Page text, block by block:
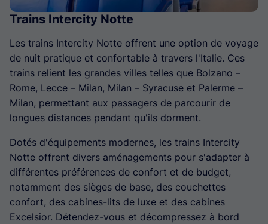
Trains Intercity Notte
Les trains Intercity Notte offrent une option de voyage
de nuit pratique et confortable à travers l'Italie. Ces
trains relient les grandes villes telles que Bolzano –
Rome, Lecce – Milan, Milan – Syracuse et Palerme –
Milan, permettant aux passagers de parcourir de
longues distances pendant qu'ils dorment.
Dotés d'équipements modernes, les trains Intercity
Notte offrent divers aménagements pour s'adapter à
différentes préférences de confort et de budget,
notamment des sièges de base, des couchettes
confort, des cabines-lits de luxe et des cabines
Excelsior. Détendez-vous et décompressez à bord